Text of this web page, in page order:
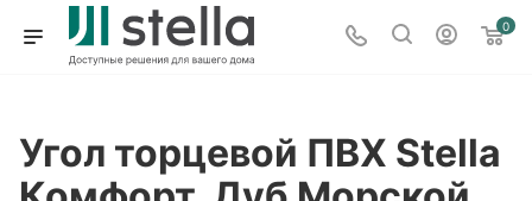
0
Угол торцевой ПВХ Stella